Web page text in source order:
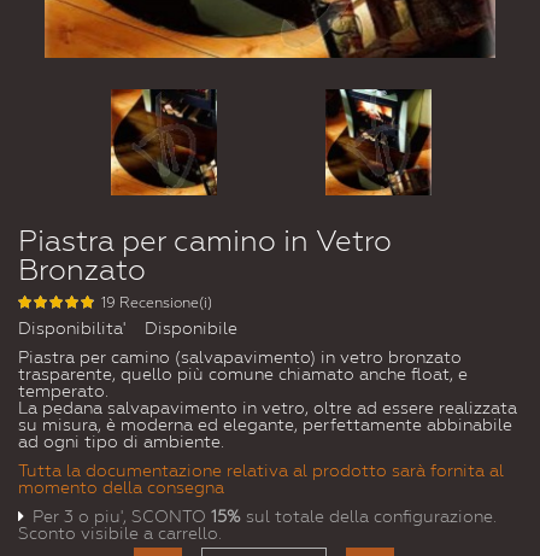
Piastra per camino in Vetro
Bronzato
19 Recensione(i)
Disponibilita'
Disponibile
Piastra per camino (salvapavimento) in vetro bronzato
trasparente, quello più comune chiamato anche float, e
temperato.
La pedana salvapavimento in vetro, oltre ad essere realizzata
su misura, è moderna ed elegante, perfettamente abbinabile
ad ogni tipo di ambiente.
Tutta la documentazione relativa al prodotto sarà fornita al
momento della consegna
Per 3 o piu', SCONTO 15% sul totale della configurazione.
Sconto visibile a carrello.